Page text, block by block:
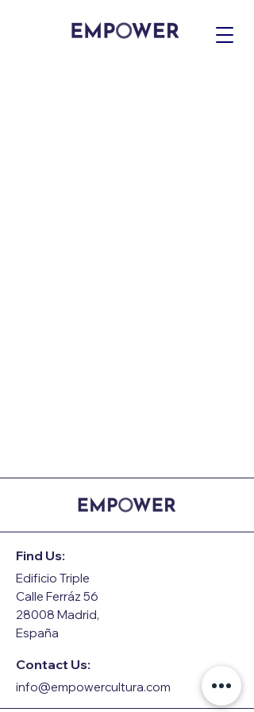
Find Us:
Edificio Triple
Calle Ferráz 56
28008 Madrid,
España
Contact Us:
info@empowercultura.com